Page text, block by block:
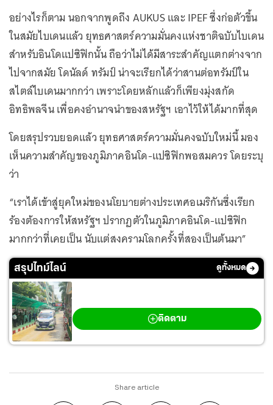
อย่างไรก็ตาม นอกจากพูดถึง AUKUS และ IPEF ซึ่งก่อตัวขึ้น
ในสมัยไบเดนแล้ว ยุทธศาสตร์ความมั่นคงแห่งชาติฉบับไบเดน
สำหรับอินโดแปซิฟิกนั้น ถือว่าไม่ได้มีสาระสำคัญแตกต่างจาก
ไปจากสมัย โดนัลด์ ทรัมป์ น่าจะเรียกได้ว่าสานต่อทรัมป์ใน
สไตล์ไบเดนมากกว่า เพราะโดยหลักแล้วก็เพียงมุ่งสกัด
อิทธิพลจีน เพื่อคงอำนาจนำของสหรัฐฯ เอาไว้ให้ได้มากที่สุด
โดยสรุปรวบยอดแล้ว ยุทธศาสตร์ความมั่นคงฉบับใหม่นี้ มอง
เห็นความสำคัญของภูมิภาคอินโด-แปซิฟิกพอสมควร โดยระบุ
ว่า
“เราได้เข้าสู่ยุคใหม่ของนโยบายต่างประเทศอเมริกันซึ่งเรียก
ร้องต้องการให้สหรัฐฯ ปรากฏตัวในภูมิภาคอินโด-แปซิฟิก
มากกว่าที่เคยเป็น นับแต่สงครามโลกครั้งที่สองเป็นต้นมา”
สรุปไทม์ไลน์ ดูทั้งหมด
ติดตาม
Share article